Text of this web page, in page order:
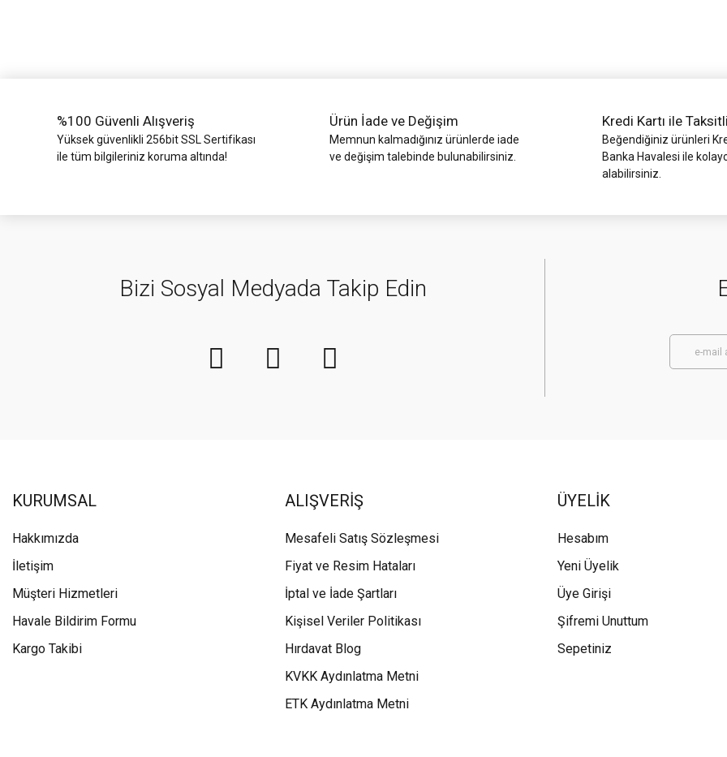
%100 Güvenli Alışveriş
Yüksek güvenlikli 256bit SSL Sertifikası
ile tüm bilgileriniz koruma altında!
Ürün İade ve Değişim
Memnun kalmadığınız ürünlerde iade
ve değişim talebinde bulunabilirsiniz.
Kredi Kartı ile
Beğendiğiniz ürünleri
Banka Havalesi ile
alabilirsiniz.
Bizi Sosyal Medyada Takip Edin
KURUMSAL
Hakkımızda
İletişim
Müşteri Hizmetleri
Havale Bildirim Formu
Kargo Takibi
ALIŞVERİŞ
Mesafeli Satış Sözleşmesi
Fiyat ve Resim Hataları
İptal ve İade Şartları
Kişisel Veriler Politikası
Hırdavat Blog
KVKK Aydınlatma Metni
ETK Aydınlatma Metni
ÜYELİK
Hesabım
Yeni Üyelik
Üye Girişi
Şifremi Unuttum
Sepetiniz